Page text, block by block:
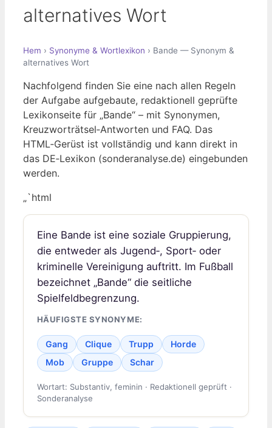
alternatives Wort
Hem › Synonyme & Wortlexikon › Bande — Synonym &
alternatives Wort
Nachfolgend finden Sie eine nach allen Regeln
der Aufgabe aufgebaute, redaktionell geprüfte
Lexikonseite für „Bande“ – mit Synonymen,
Kreuzworträtsel‑Antworten und FAQ. Das
HTML‑Gerüst ist vollständig und kann direkt in
das DE‑Lexikon (sonderanalyse.de) eingebunden
werden.
„`html
Eine Bande ist eine soziale Gruppierung,
die entweder als Jugend‑, Sport‑ oder
kriminelle Vereinigung auftritt. Im Fußball
bezeichnet „Bande“ die seitliche
Spielfeldbegrenzung.
HÄUFIGSTE SYNONYME:
Gang Clique Trupp
Horde
Mob
Gruppe Schar
Wortart: Substantiv, feminin · Redaktionell geprüft ·
Sonderanalyse